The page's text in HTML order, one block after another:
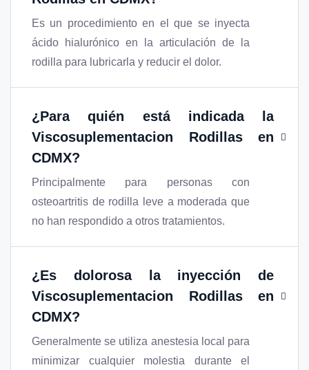
Es un procedimiento en el que se inyecta
ácido hialurónico en la articulación de la
rodilla para lubricarla y reducir el dolor.
¿Para quién está indicada la
Viscosuplementacion Rodillas en
CDMX?
Principalmente para personas con
osteoartritis de rodilla leve a moderada que
no han respondido a otros tratamientos.
¿Es dolorosa la inyección de
Viscosuplementacion Rodillas en
CDMX?
Generalmente se utiliza anestesia local para
minimizar cualquier molestia durante el